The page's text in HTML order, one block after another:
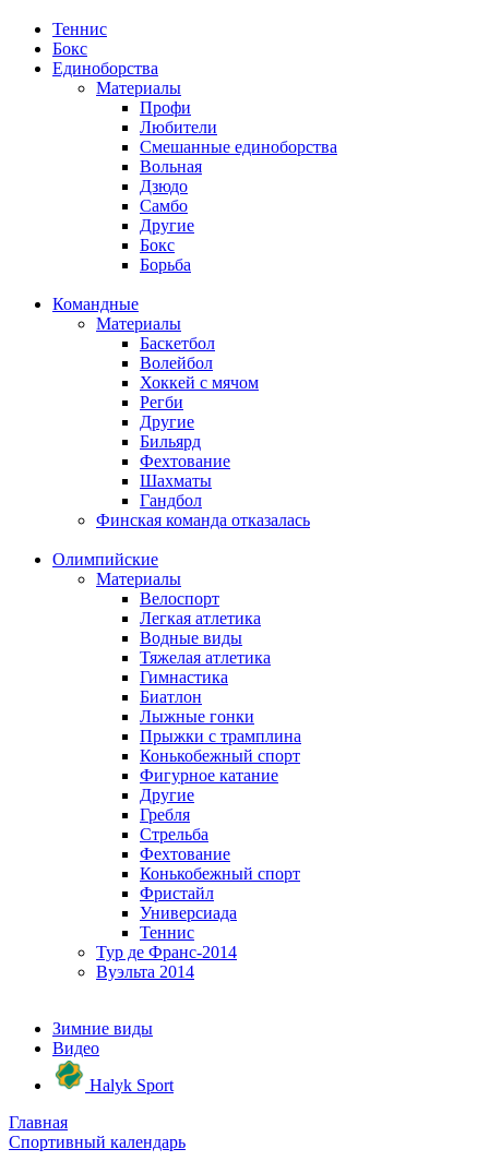
Теннис
Бокс
Единоборства
Материалы
Профи
Любители
Смешанные единоборства
Вольная
Дзюдо
Самбо
Другие
Бокс
Борьба
Командные
Материалы
Баскетбол
Волейбол
Хоккей с мячом
Регби
Другие
Бильярд
Фехтование
Шахматы
Гандбол
Финская команда отказалась
Олимпийские
Материалы
Велоспорт
Легкая атлетика
Водные виды
Тяжелая атлетика
Гимнастика
Биатлон
Лыжные гонки
Прыжки с трамплина
Конькобежный спорт
Фигурное катание
Другие
Гребля
Стрельба
Фехтование
Конькобежный спорт
Фристайл
Универсиада
Теннис
Тур де Франс-2014
Вуэльта 2014
Зимние виды
Видео
Halyk Sport
Главная
Спортивный календарь